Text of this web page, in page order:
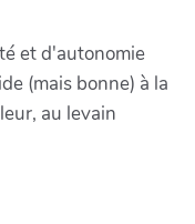
et d'autonomie
(mais bonne) à la
au levain